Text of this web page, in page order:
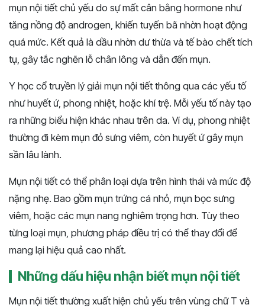
mụn nội tiết chủ yếu do sự mất cân bằng hormone như
tăng nồng độ androgen, khiến tuyến bã nhờn hoạt động
quá mức. Kết quả là dầu nhờn dư thừa và tế bào chết tích
tụ, gây tắc nghẽn lỗ chân lông và dẫn đến mụn.
Y học cổ truyền lý giải mụn nội tiết thông qua các yếu tố
như huyết ứ, phong nhiệt, hoặc khí trệ. Mỗi yếu tố này tạo
ra những biểu hiện khác nhau trên da. Ví dụ, phong nhiệt
thường đi kèm mụn đỏ sưng viêm, còn huyết ứ gây mụn
sần lâu lành.
Mụn nội tiết có thể phân loại dựa trên hình thái và mức độ
nặng nhẹ. Bao gồm mụn trứng cá nhỏ, mụn bọc sưng
viêm, hoặc các mụn nang nghiêm trọng hơn. Tùy theo
từng loại mụn, phương pháp điều trị có thể thay đổi để
mang lại hiệu quả cao nhất.
Những dấu hiệu nhận biết mụn nội tiết
Mụn nội tiết thường xuất hiện chủ yếu trên vùng chữ T và